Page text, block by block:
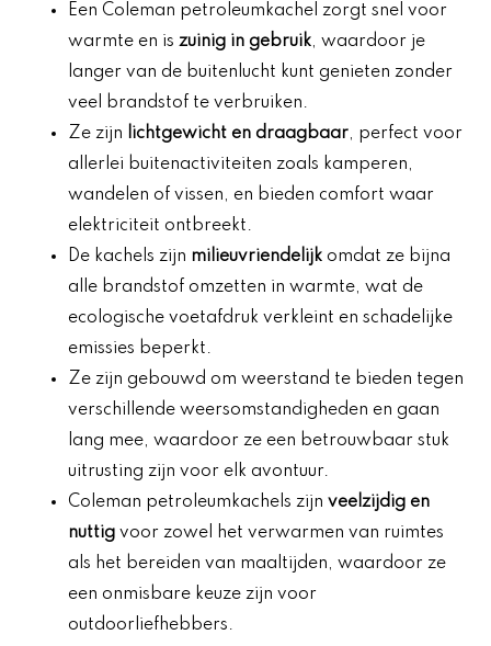
Een Coleman petroleumkachel zorgt snel voor
warmte en is zuinig in gebruik, waardoor je
langer van de buitenlucht kunt genieten zonder
veel brandstof te verbruiken.
Ze zijn
lichtgewicht en draagbaar, perfect voor
allerlei buitenactiviteiten zoals kamperen,
wandelen of vissen, en bieden comfort waar
elektriciteit ontbreekt.
De kachels zijn milieuvriendelijk omdat ze bijna
alle brandstof omzetten in warmte, wat de
ecologische voetafdruk verkleint en schadelijke
emissies beperkt.
Ze zijn gebouwd om weerstand te bieden tegen
verschillende weersomstandigheden en gaan
lang mee, waardoor ze een betrouwbaar stuk
uitrusting zijn voor elk avontuur.
Coleman petroleumkachels zijn veelzijdig en
nuttig voor zowel het verwarmen van ruimtes
als het bereiden van maaltijden, waardoor ze
een onmisbare keuze zijn voor
outdoorliefhebbers.